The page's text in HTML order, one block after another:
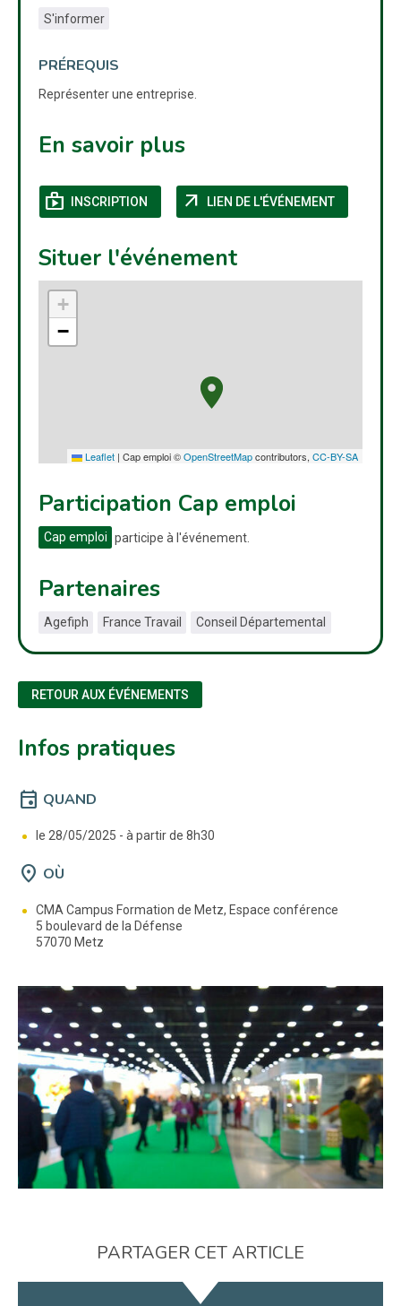
S'informer
PRÉREQUIS
Représenter une entreprise.
En savoir plus
shop INSCRIPTION(NOUVELLE FENÊTRE)
arrow_outward LIEN DE L'ÉVÉNEMENT
Situer l'événement
+
−
Leaflet | Cap emploi ©OpenStreetMapcontributors, CC-BY-SA
Participation Cap emploi
Cap emploi participe à l'événement.
Partenaires
Agefiph France Travail Conseil Départemental
RETOUR AUX ÉVÉNEMENTS
Infos pratiques
event QUAND
le 28/05/2025 - à partir de 8h30
location_on OÙ
CMA Campus Formation de Metz, Espace conférence
5 boulevard de la Défense
57070 Metz
PARTAGER CET ARTICLE